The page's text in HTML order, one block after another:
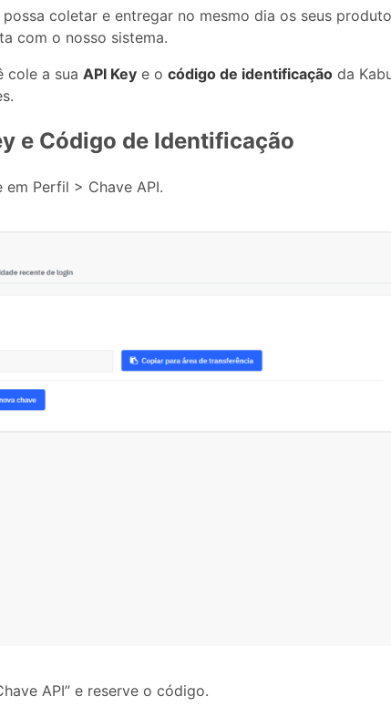
coletar e entregar no mesmo dia os seus
com o nosso sistema.
cole a sua API Keye o código de identificaçãoda
e Código de Identificação
em Perfil > Chave API.
API” e reserve o código.